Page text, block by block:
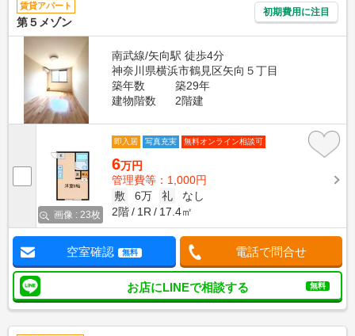
賃貸アパート
第５メゾン
初期費用に注目
南武線/矢向駅 徒歩4分
神奈川県横浜市鶴見区矢向５丁目
築年数
築29年
建物階数
2階建
画像 : 23枚
即入居 写真充実 無料オンライン相談可
6万円
管理費等：1,000円
敷
6万 礼
なし
2階
1R 17.4㎡
空室確認 無料 電話で問合せ
お店にLINEで相談する 無料